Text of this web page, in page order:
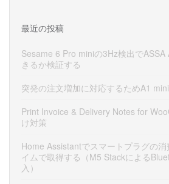
最近の投稿
Sesame 6 Pro miniの3Hz検出でASSA
きるか検証する
突発の注文増加に対応するためA1
Print Invoice & Delivery Notes for
け対策
Home Assistantでスマートプラグの
イムで取得する（M5 Stackによる
入）